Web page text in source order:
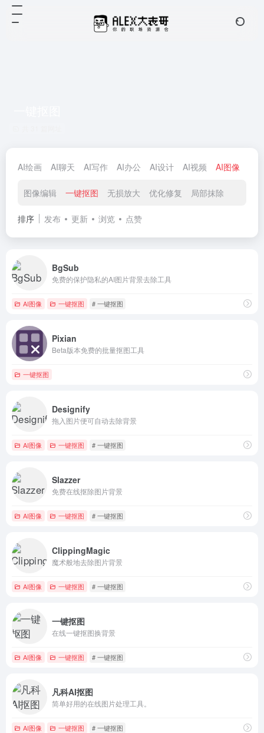
AI绘画 AI聊天 AI写作 AI办公 AI设计 AI视频 AI图像
图像编辑 一键抠图 无损放大 优化修复 局部抹除
排序 发布 更新 浏览 点赞
BgSub
免费的保护隐私的AI图片背景去除工具
AI图像 一键抠图 # 一键抠图
Pixian
Beta版本免费的批量抠图工具
一键抠图
Designify
拖入图片便可自动去除背景
AI图像 一键抠图 # 一键抠图
Slazzer
免费在线抠除图片背景
AI图像 一键抠图 # 一键抠图
ClippingMagic
魔术般地去除图片背景
AI图像 一键抠图 # 一键抠图
一键抠图
在线一键抠图换背景
AI图像 一键抠图 # 一键抠图
凡科AI抠图
简单好用的在线图片处理工具。
AI图像 一键抠图 # 一键抠图